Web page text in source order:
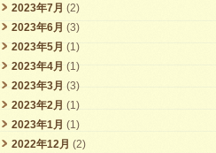
2023年7月 (2)
2023年6月 (3)
2023年5月 (1)
2023年4月 (1)
2023年3月 (3)
2023年2月 (1)
2023年1月 (1)
2022年12月 (2)